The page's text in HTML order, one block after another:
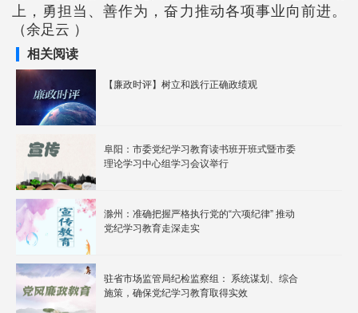
上，勇担当、善作为，奋力推动各项事业向前进。
（余足云 ）
相关阅读
【廉政时评】树立和践行正确政绩观
阜阳：市委党纪学习教育读书班开班式暨市委
理论学习中心组学习会议举行
滁州：准确把握严格执行党的“六项纪律” 推动
党纪学习教育走深走实
驻省市场监管局纪检监察组： 系统谋划、综合
施策，确保党纪学习教育取得实效